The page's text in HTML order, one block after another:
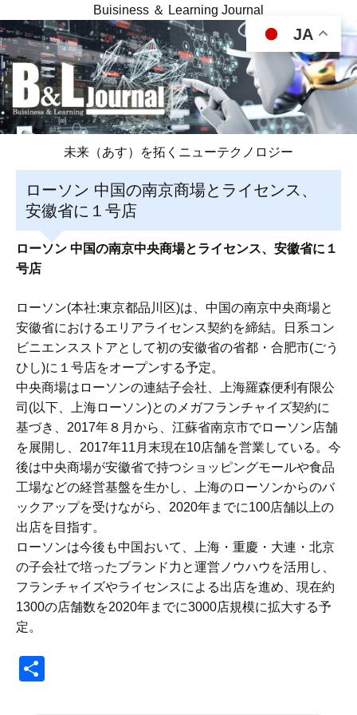
Buisiness ＆ Learning Journal
未来（あす）を拓くニューテクノロジー
ローソン 中国の南京商場とライセンス、
安徽省に１号店
ローソン 中国の南京中央商場とライセンス、安徽省に１
号店
ローソン(本社:東京都品川区)は、中国の南京中央商場と
安徽省におけるエリアライセンス契約を締結。日系コン
ビニエンスストアとして初の安徽省の省都・合肥市(ごう
ひし)に１号店をオープンする予定。
中央商場はローソンの連結子会社、上海羅森便利有限公
司(以下、上海ローソン)とのメガフランチャイズ契約に
基づき、2017年８月から、江蘇省南京市でローソン店舗
を展開し、2017年11月末現在10店舗を営業している。今
後は中央商場が安徽省で持つショッピングモールや食品
工場などの経営基盤を生かし、上海のローソンからのバ
ックアップを受けながら、2020年までに100店舗以上の
出店を目指す。
ローソンは今後も中国おいて、上海・重慶・大連・北京
の子会社で培ったブランド力と運営ノウハウを活用し、
フランチャイズやライセンスによる出店を進め、現在約
1300の店舗数を2020年までに3000店規模に拡大する予
定。
JA